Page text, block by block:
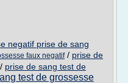
negatif prise de sang
faux negatif/ prise de
/ prise de sang test de
test de grossesse